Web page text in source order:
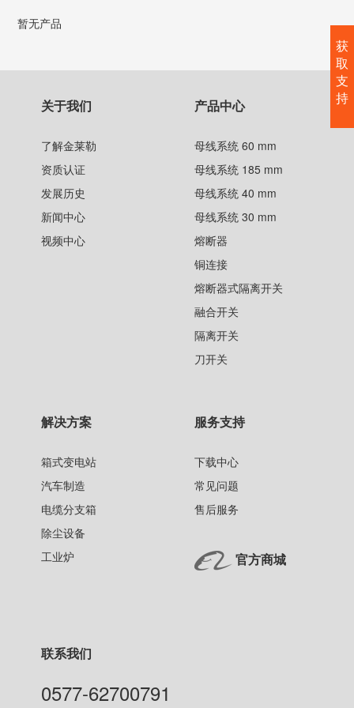
暂无产品
关于我们
了解金莱勒
资质认证
发展历史
新闻中心
视频中心
产品中心
母线系统 60 mm
母线系统 185 mm
母线系统 40 mm
母线系统 30 mm
熔断器
铜连接
熔断器式隔离开关
融合开关
隔离开关
刀开关
解决方案
箱式变电站
汽车制造
电缆分支箱
除尘设备
工业炉
服务支持
下载中心
常见问题
售后服务
官方商城
联系我们
0577-62700791
获
取
支
持